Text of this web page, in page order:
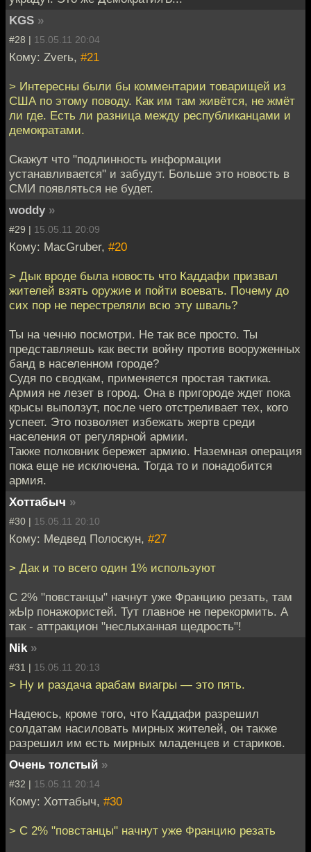
KGS »
#28 | 15.05.11 20:04
Кому: Zverь, #21
> Интересны были бы комментарии товарищей из
США по этому поводу. Как им там живётся, не жмёт
ли где. Есть ли разница между республиканцами и
демократами.
Скажут что "подлинность информации
устанавливается" и забудут. Больше это новость в
СМИ появляться не будет.
woddy »
#29 | 15.05.11 20:09
Кому: MacGruber, #20
> Дык вроде была новость что Каддафи призвал
жителей взять оружие и пойти воевать. Почему до
сих пор не перестреляли всю эту шваль?
Ты на чечню посмотри. Не так все просто. Ты
представляешь как вести войну против вооруженных
банд в населенном городе?
Судя по сводкам, применяется простая тактика.
Армия не лезет в город. Она в пригороде ждет пока
крысы выползут, после чего отстреливает тех, кого
успеет. Это позволяет избежать жертв среди
населения от регулярной армии.
Также полковник бережет армию. Наземная операция
пока еще не исключена. Тогда то и понадобится
армия.
Хоттабыч »
#30 | 15.05.11 20:10
Кому: Медвед Полоскун, #27
> Дак и то всего один 1% используют
С 2% "повстанцы" начнут уже Францию резать, там
жЫр понажористей. Тут главное не перекормить. А
так - аттракцион "неслыханная щедрость"!
Nik »
#31 | 15.05.11 20:13
> Ну и раздача арабам виагры — это пять.
Надеюсь, кроме того, что Каддафи разрешил
солдатам насиловать мирных жителей, он также
разрешил им есть мирных младенцев и стариков.
Очень толстый »
#32 | 15.05.11 20:14
Кому: Хоттабыч, #30
> С 2% "повстанцы" начнут уже Францию резать